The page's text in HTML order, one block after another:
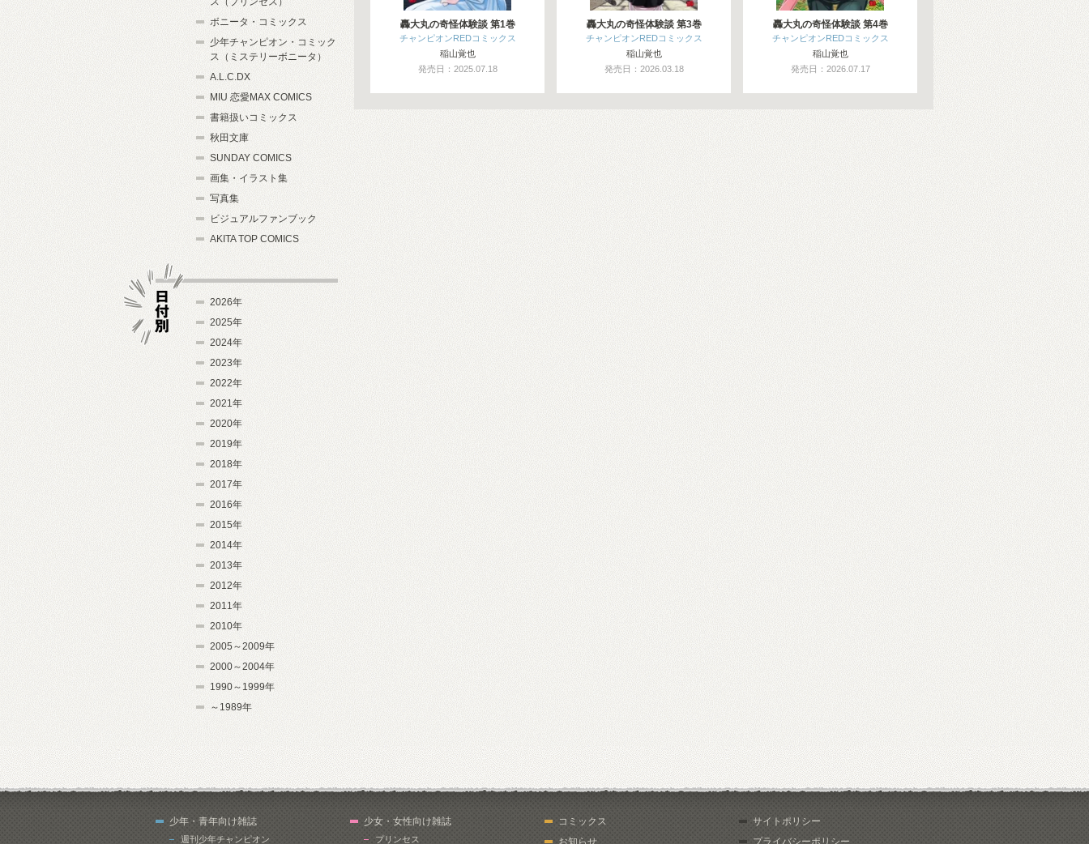
轟大丸の奇怪体験談 第1巻
チャンピオンREDコミックス
稲山覚也
発売日：2025.07.18
轟大丸の奇怪体験談 第3巻
チャンピオンREDコミックス
稲山覚也
発売日：2026.03.18
轟大丸の奇怪体験談 第4巻
チャンピオンREDコミックス
稲山覚也
発売日：2026.07.17
ボニータ・コミックス
少年チャンピオン・コミック
ス（ミステリーボニータ）
A.L.C.DX
MIU 恋愛MAX COMICS
書籍扱いコミックス
秋田文庫
SUNDAY COMICS
画集・イラスト集
写真集
ビジュアルファンブック
AKITA TOP COMICS
2026年
2025年
2024年
2023年
2022年
2021年
2020年
2019年
2018年
2017年
2016年
2015年
2014年
2013年
2012年
2011年
2010年
2005～2009年
2000～2004年
1990～1999年
～1989年
少年・青年向け雑誌
週刊少年チャンピオン
少女・女性向け雑誌
プリンセス
コミックス
お知らせ
サイトポリシー
プライバシーポリシー